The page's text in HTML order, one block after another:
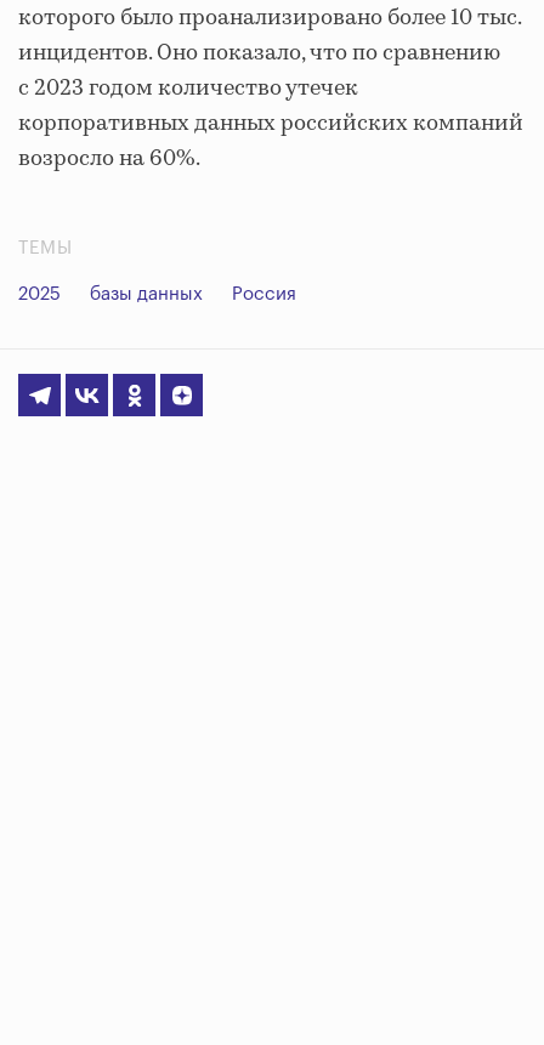
которого было проанализировано более 10 тыс.
инцидентов. Оно показало, что по сравнению
с 2023 годом количество утечек
корпоративных данных российских компаний
возросло на 60%.
ТЕМЫ
2025 базы данных Россия